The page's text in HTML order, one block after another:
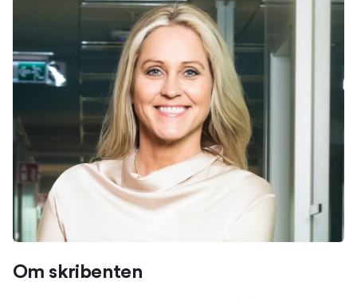
Om skribenten